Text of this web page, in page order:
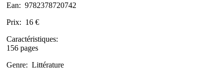
Ean: 9782378720742
Prix: 16 €
Caractéristiques:
156 pages
Genre: Littérature